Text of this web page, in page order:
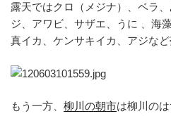
露天ではクロ（メジナ）、ベラ
ジ、アワビ、サザエ、うに 、海
真イカ、ケンサキイカ、アジなど
もう一方、 柳川の朝市は柳川の